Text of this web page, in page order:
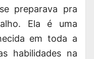
preparava pra
Ela é uma
em toda a
habilidades na